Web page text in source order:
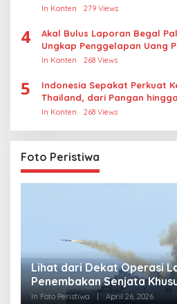
In Konten 279 Views
4
Akal Bulus Laporan Begal
Ungkap Penggelapan Uang
Crypto
In Konten 268 Views
5
Indonesia Sepakat Perkuat
Thailand, dari Pangan
In Konten 268 Views
Foto Peristiwa
Lihat dari Dekat Operasi
Penembakan Senjata
In Foto Peristiwa April 26, 2026